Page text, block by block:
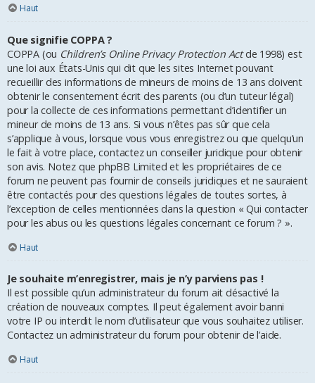
Haut
Que signifie COPPA ?
COPPA (ou Children’s Online Privacy Protection Actde 1998) est
une loi aux États-Unis qui dit que les sites Internet pouvant
recueillir des informations de mineurs de moins de 13 ans doivent
obtenir le consentement écrit des parents (ou d’un tuteur légal)
pour la collecte de ces informations permettant d’identifier un
mineur de moins de 13 ans. Si vous n’êtes pas sûr que cela
s’applique à vous, lorsque vous vous enregistrez ou que quelqu’un
le fait à votre place, contactez un conseiller juridique pour obtenir
son avis. Notez que phpBB Limited et les propriétaires de ce
forum ne peuvent pas fournir de conseils juridiques et ne sauraient
être contactés pour des questions légales de toutes sortes, à
l’exception de celles mentionnées dans la question « Qui contacter
pour les abus ou les questions légales concernant ce forum ? ».
Haut
Je souhaite m’enregistrer, mais je n’y parviens pas !
Il est possible qu’un administrateur du forum ait désactivé la
création de nouveaux comptes. Il peut également avoir banni
votre IP ou interdit le nom d’utilisateur que vous souhaitez utiliser.
Contactez un administrateur du forum pour obtenir de l’aide.
Haut